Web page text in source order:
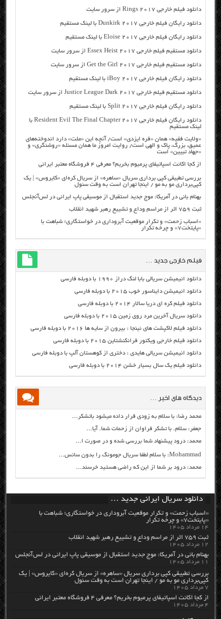
دانلود فیلم خارجی Rings 2017 از سرور سایت
دانلود رایگان فیلم خارجی Dunkirk 2017 با لینک مستقیم
دانلود رایگان فیلم خارجی Eloise 2017 با لینک مستقیم
دانلود مستقیم فیلم خارجی Essex Heist 2017 از سرور سایت
دانلود مستقیم فیلم خارجی Get the Girl 2017 از سرور سایت
دانلود رایگان فیلم خارجی iBoy 2017 با لینک مستقیم
دانلود مستقیم فیلم خارجی Justice League Dark 2017 از سرور سایت
دانلود رایگان فیلم خارجی Split 2017 با لینک مستقیم
دانلود رایگان فیلم خارجی Resident Evil The Final Chapter 2017 با
لینک مستقیم
«ولایت فقیه» همان «فره ایزدی» است/ آنچه این «ملت» دارد اندوخته‌های
عمیق، بزرگ، پاک و الهی است/ روایت امروز ما همان مسئله «روشنگری» و
«جهاد تبیین» است
از کجا اکانت اسپاتیفای پرمیوم بخریم؟ معرفی ۴ فروشگاه معتبر ایرانی
بررسی تطبیقی کپی برداری سریال «ساهره» از سریال کره‌ای «کایروس» | یک
کپی‌برداری مو به مو / اینجا تهران است به وقت سئول
بهنام بانی در آمریکا: موج جدید استقبال از موسیقی پاپ ایرانی در لس‌آنجلس
ثبت ۷۵۹ اثر از مراسم وداع و تشییع رهبر شهید انقلاب
«اسباب زحمت» و تکرار موقعیت آبروداری در خواستگاری؛ شباهت با
«پایتخت۷» و چرخه تکرار
فیلم خارجی جدید …
دانلود انیمیشن سریالی بابا لنگ دراز ۱۹۹۰ با دوبله فارسی
دانلود انیمیشن دایناسور خوب ۲۰۱۵ با دوبله فارسی
دانلود فیلم کره ای دریا سالار ۲۰۱۴ با دوبله فارسی
دانلود سریال آخرین مرد روی زمین ۲۰۱۵ با دوبله فارسی
دانلود فیلم لاکپشت های نینجا : بیرون از سایه ها ۲۰۱۶ با دوبله فارسی
دانلود فیلم خارجی ویکتور فرانکنشتاین ۲۰۱۵ با دوبله فارسی
دانلود انیمیشن سریالی هایدی : دختری از کوهستان آلپ با دوبله فارسی
دانلود فیلم یک سال بسیار خشن ۲۰۱۴ با دوبله فارسی
دیدگاه های اخیر …
محمد رضا: با سلام به زودی قرار داده میشود باتشکر...
جعفر: سلام. با تشکر فراوان از زحمات شما. آیا...
محمد: درود پیشنهاد شما بررسی شده و در صورت ا...
Mohammad: با سلام لطفا سریال جومونگ را بدون سانس...
محمد: درود بر شما از این که راضی هستید خرسند...
دانلود سریال ایرانی جدید …
«اسباب زحمت» و تکرار موقعیت آبروداری در خواستگاری؛ شباهت با
«پایتخت۷» و چرخه تکرار
۱۴ مرداد ۱۴۰۵
ثبت ۷۵۹ اثر از مراسم وداع و تشییع رهبر شهید انقلاب
۱۲ مرداد ۱۴۰۵
بهنام بانی در آمریکا: موج جدید استقبال از موسیقی پاپ ایرانی در لس‌آنجلس
۱۱ مرداد ۱۴۰۵
بررسی تطبیقی کپی برداری سریال «ساهره» از سریال کره‌ای «کایروس» | یک
کپی‌برداری مو به مو / اینجا تهران است به وقت سئول
۷ مرداد ۱۴۰۵
از کجا اکانت اسپاتیفای پرمیوم بخریم؟ معرفی ۴ فروشگاه معتبر ایرانی
۴ مرداد ۱۴۰۵